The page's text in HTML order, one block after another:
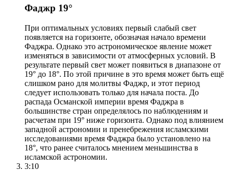
Фаджр 19°
При оптимальных условиях первый слабый свет
появляется на горизонте, обозначая начало времени
Фаджра. Однако это астрономическое явление может
изменяться в зависимости от атмосферных условий. В
результате первый свет может появиться в диапазоне от
19° до 18°. По этой причине в это время может быть ещё
слишком рано для молитвы Фаджр, и этот период
следует использовать только для начала поста. До
распада Османской империи время Фаджра в
большинстве стран определялось по наблюдениям и
расчетам при 19° ниже горизонта. Однако под влиянием
западной астрономии и пренебрежения исламскими
исследованиями время Фаджра было установлено на
18°, что ранее считалось мнением меньшинства в
исламской астрономии.
3:10